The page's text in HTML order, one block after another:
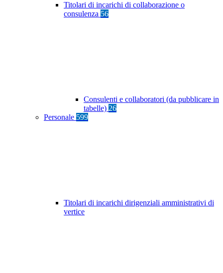
Titolari di incarichi di collaborazione o
consulenza 56
Consulenti e collaboratori (da pubblicare in
tabelle) 26
Personale 599
Titolari di incarichi dirigenziali amministrativi di
vertice